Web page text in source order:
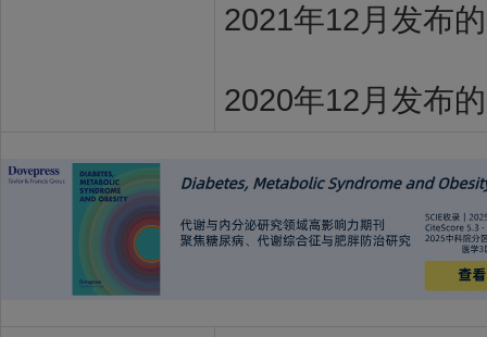
2021年12月发布
2020年12月发布